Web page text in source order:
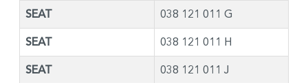
SEAT 038 121 011 G
SEAT 038 121 011 H
SEAT 038 121 011 J